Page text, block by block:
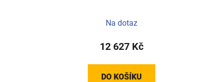
Na dotaz
12 627 Kč
DO KOŠÍKU